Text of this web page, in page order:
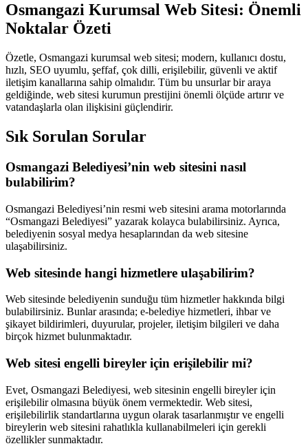
Osmangazi Kurumsal Web Sitesi: Önemli
Noktalar Özeti
Özetle, Osmangazi kurumsal web sitesi; modern, kullanıcı dostu,
hızlı, SEO uyumlu, şeffaf, çok dilli, erişilebilir, güvenli ve aktif
iletişim kanallarına sahip olmalıdır. Tüm bu unsurlar bir araya
geldiğinde, web sitesi kurumun prestijini önemli ölçüde artırır ve
vatandaşlarla olan ilişkisini güçlendirir.
Sık Sorulan Sorular
Osmangazi Belediyesi’nin web sitesini nasıl
bulabilirim?
Osmangazi Belediyesi’nin resmi web sitesini arama motorlarında
“Osmangazi Belediyesi” yazarak kolayca bulabilirsiniz. Ayrıca,
belediyenin sosyal medya hesaplarından da web sitesine
ulaşabilirsiniz.
Web sitesinde hangi hizmetlere ulaşabilirim?
Web sitesinde belediyenin sunduğu tüm hizmetler hakkında bilgi
bulabilirsiniz. Bunlar arasında; e-belediye hizmetleri, ihbar ve
şikayet bildirimleri, duyurular, projeler, iletişim bilgileri ve daha
birçok hizmet bulunmaktadır.
Web sitesi engelli bireyler için erişilebilir mi?
Evet, Osmangazi Belediyesi, web sitesinin engelli bireyler için
erişilebilir olmasına büyük önem vermektedir. Web sitesi,
erişilebilirlik standartlarına uygun olarak tasarlanmıştır ve engelli
bireylerin web sitesini rahatlıkla kullanabilmeleri için gerekli
özellikler sunmaktadır.